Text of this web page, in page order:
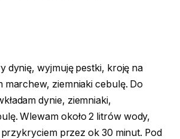
dynię, wyjmuję pestki, kroję na
marchew, ziemniaki cebulę. Do
dynie, ziemniaki,
Wlewam około 2 litrów wody,
przez ok 30 minut. Pod